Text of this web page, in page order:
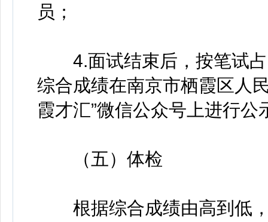
员；
4.面试结束后，按笔试占
综合成绩在南京市栖霞区人
霞才汇”微信公众号上进行
（五）体检
根据综合成绩由高到低，